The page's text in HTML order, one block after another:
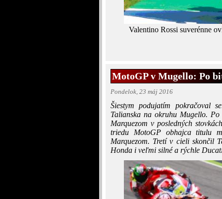
Valentino Rossi suverénne
MotoGP v Mugello: Po
Pondelok, 23 máj 2016
Šiestym podujatím pokračoval
Talianska na okruhu Mugello.
Marquezom v posledných
triedu MotoGP obhajca titulu
Marquezom. Tretí v cieli skončil
Honda i veľmi silné a rýchle